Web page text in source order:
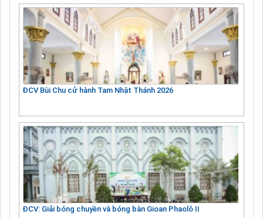
ĐCV Bùi Chu cử hành Tam Nhật Thánh 2026
ĐCV: Giải bóng chuyền và bóng bàn Gioan Phaolô II